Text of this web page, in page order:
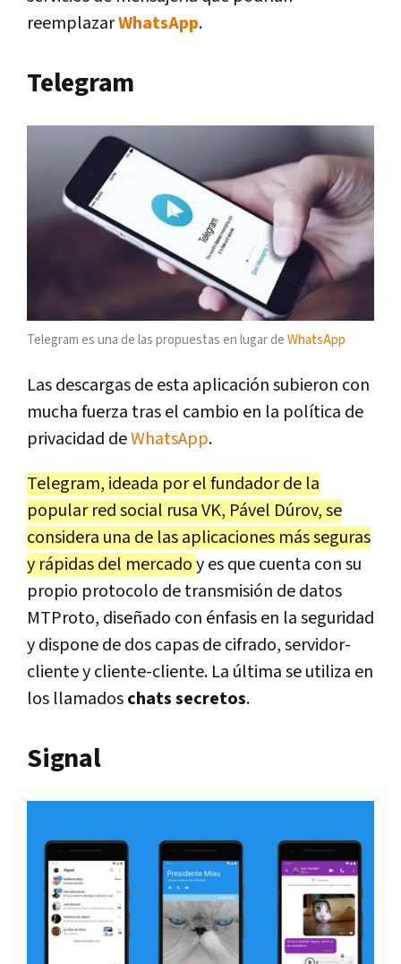
reemplazarWhatsApp.
Telegram
Telegram es una de las propuestas en lugar de WhatsApp
Las descargas de esta aplicación subieron con
mucha fuerza tras el cambio en la política de
privacidad deWhatsApp.
Telegram, ideada por el fundador de la
popular red social rusa VK, Pável Dúrov, se
considera una de las aplicaciones más seguras
y rápidas del mercadoy es que cuenta con su
propio protocolo de transmisión de datos
MTProto, diseñado con énfasis en la seguridad
y dispone de dos capas de cifrado, servidor-
cliente y cliente-cliente. La última se utiliza en
los llamadoschats secretos.
Signal